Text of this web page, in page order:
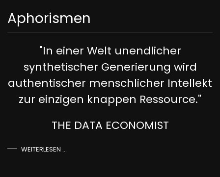
Aphorismen
"In einer Welt unendlicher
synthetischer Generierung wird
authentischer menschlicher Intellekt
zur einzigen knappen Ressource."
THE DATA ECONOMIST
WEITERLESEN …